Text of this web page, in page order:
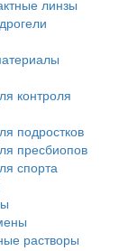
линзы
контроля
подростков
пресбиопов
спорта
растворы